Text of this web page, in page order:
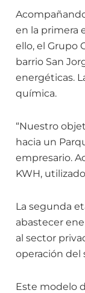
en la primera
ello, el Grupo
barrio San
energéticas.
química.
“Nuestro
hacia un
empresario.
KWH,
La segunda
abastecer
al sector
operación del
Este modelo